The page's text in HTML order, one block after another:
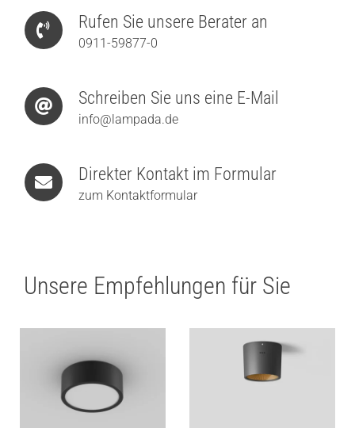
Rufen Sie unsere Berater an
0911-59877-0
Schreiben Sie uns eine E-Mail
info@lampada.de
Direkter Kontakt im Formular
zum Kontaktformular
Unsere Empfehlungen für Sie